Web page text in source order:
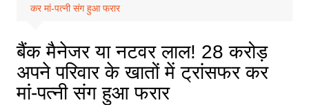
कर मां-पत्नी संग हुआ फरार
बैंक मैनेजर या नटवर लाल! 28 करोड़
अपने परिवार के खातों में ट्रांसफर कर
मां-पत्नी संग हुआ फरार